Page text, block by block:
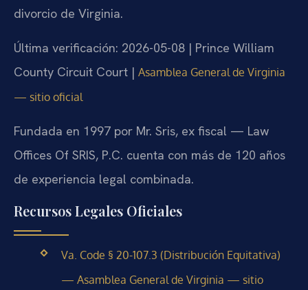
divorcio de Virginia.
Última verificación: 2026-05-08 | Prince William
County Circuit Court | Asamblea General de Virginia
— sitio oficial
Fundada en 1997 por Mr. Sris, ex fiscal — Law
Offices Of SRIS, P.C. cuenta con más de 120 años
de experiencia legal combinada.
Recursos Legales Oficiales
Va. Code § 20-107.3 (Distribución Equitativa)
— Asamblea General de Virginia — sitio